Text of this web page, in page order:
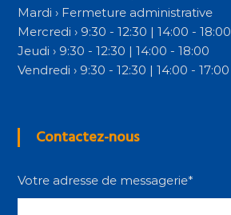
Mardi › Fermeture administrative
Mercredi › 9:30 - 12:30 | 14:00 - 18:00
Jeudi › 9:30 - 12:30 | 14:00 - 18:00
Vendredi › 9:30 - 12:30 | 14:00 - 17:00
Contactez-nous
Votre adresse de messagerie*